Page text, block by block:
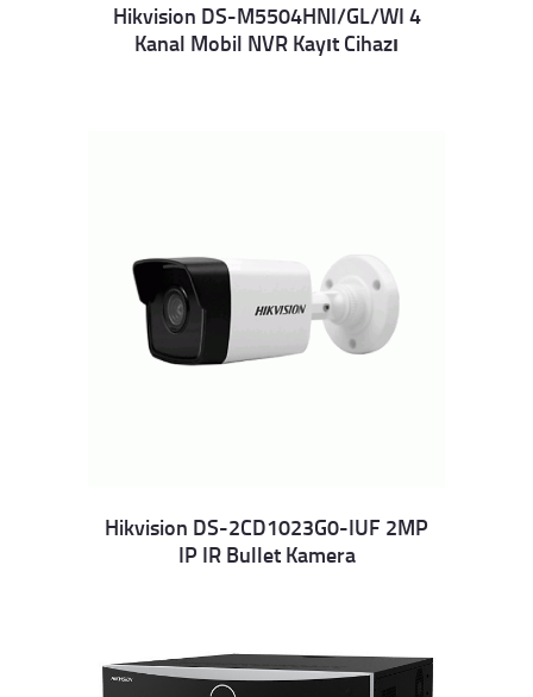
Details
Hikvision DS-M5504HNI/GL/WI 4
Kanal Mobil NVR Kayıt Cihazı
Details
Hikvision DS-2CD1023G0-IUF 2MP
IP IR Bullet Kamera